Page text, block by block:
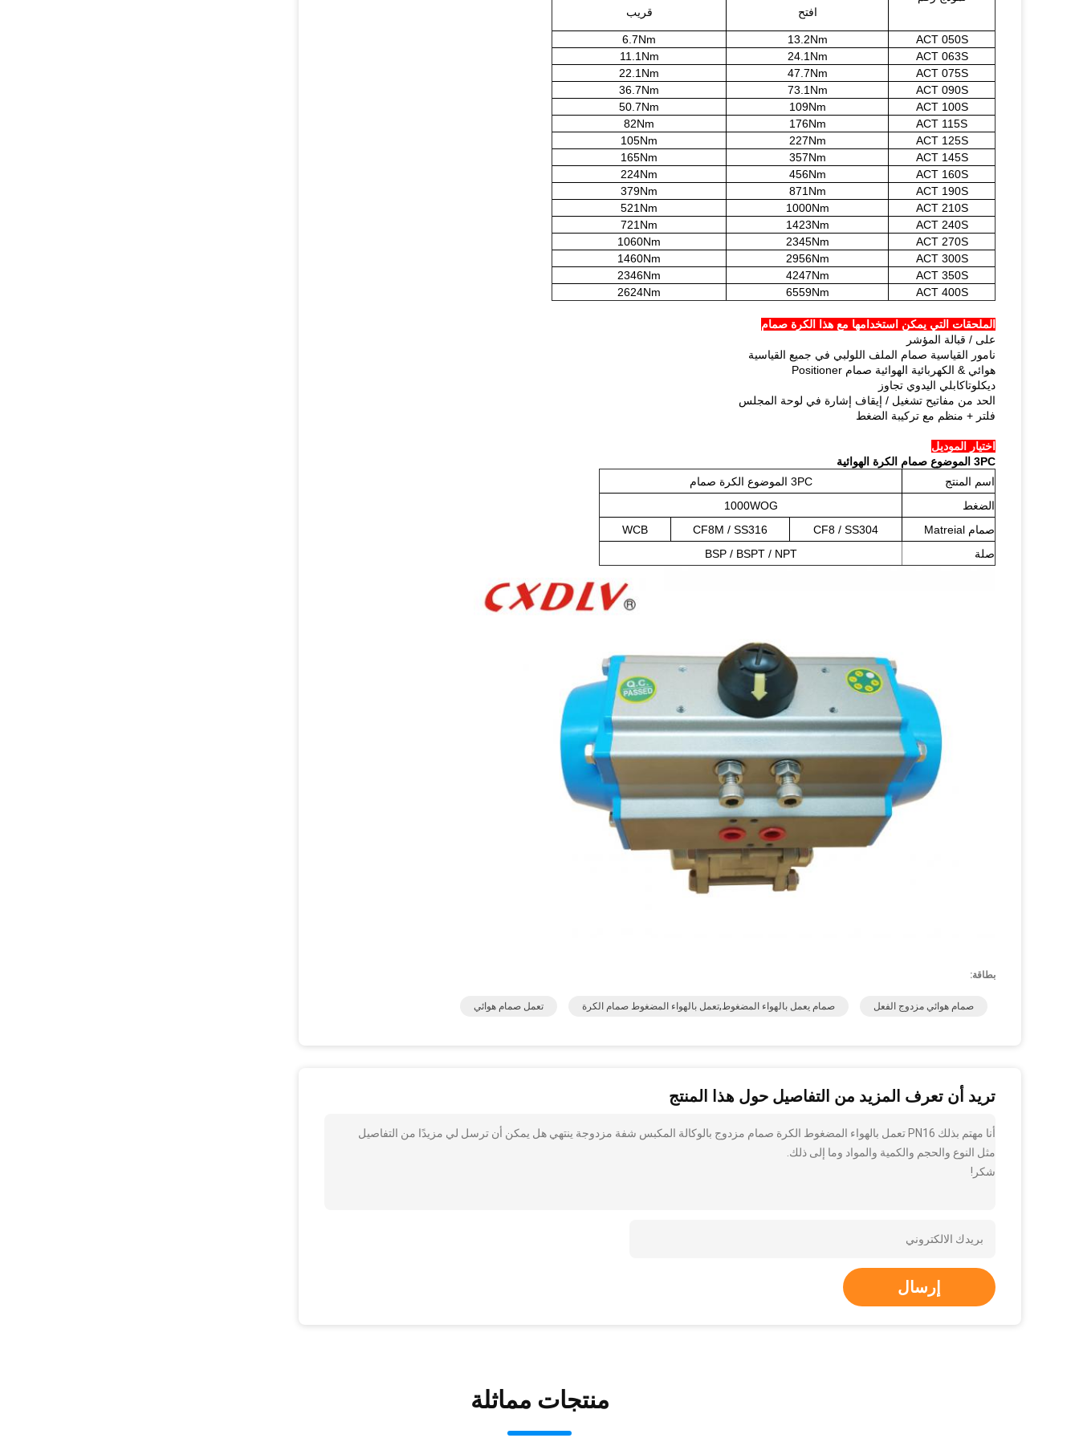
افتح
قريب
ACT 050S
13.2Nm
6.7Nm
ACT 063S
24.1Nm
11.1Nm
ACT 075S
47.7Nm
22.1Nm
ACT 090S
73.1Nm
36.7Nm
ACT 100S
109Nm
50.7Nm
ACT 115S
176Nm
82Nm
ACT 125S
227Nm
105Nm
ACT 145S
357Nm
165Nm
ACT 160S
456Nm
224Nm
ACT 190S
871Nm
379Nm
ACT 210S
1000Nm
521Nm
ACT 240S
1423Nm
721Nm
ACT 270S
2345Nm
1060Nm
ACT 300S
2956Nm
1460Nm
ACT 350S
4247Nm
2346Nm
ACT 400S
6559Nm
2624Nm
الملحقات التي يمكن استخدامها مع هذا الكرة صمام
على / قبالة المؤشر
نامور القياسية صمام الملف اللولبي في جميع القياسية
هوائي & الكهربائية الهوائية صمام Positioner
ديكلوتاكابلي اليدوي تجاوز
الحد من مفاتيح تشغيل / إيقاف إشارة في لوحة المجلس
فلتر + منظم مع تركيبة الضغط
اختيار الموديل
3PC الموضوع صمام الكرة الهوائية
اسم المنتج
3PC الموضوع الكرة صمام
الضغط
1000WOG
صمام Matreial
CF8 / SS304
CF8M / SS316
WCB
صلة
BSP / BSPT / NPT
بطاقة:
صمام هوائي مزدوج الفعل صمام يعمل بالهواء المضغوط,تعمل بالهواء المضغوط صمام الكرة تعمل صمام هوائي
تريد أن تعرف المزيد من التفاصيل حول هذا المنتج
أنا مهتم بذلك PN16 تعمل بالهواء المضغوط الكرة صمام مزدوج بالوكالة المكبس شفة مزدوجة ينتهي هل يمكن أن ترسل لي مزيدًا من التفاصيل
مثل النوع والحجم والكمية والمواد وما إلى ذلك.
شكر!
إرسال
منتجات مماثلة